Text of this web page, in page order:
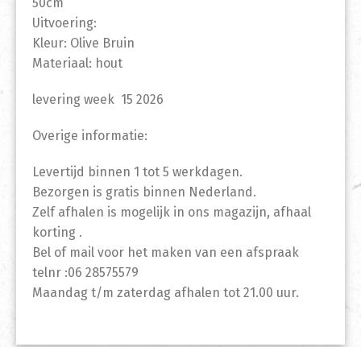
Uitvoering:
Kleur: Olive Bruin
Materiaal: hout
levering week 15 2026
Overige informatie:
Levertijd binnen 1 tot 5 werkdagen.
Bezorgen is gratis binnen Nederland.
Zelf afhalen is mogelijk in ons magazijn, afhaal
korting .
Bel of mail voor het maken van een afspraak
telnr :06 28575579
Maandag t/m zaterdag afhalen tot 21.00 uur.